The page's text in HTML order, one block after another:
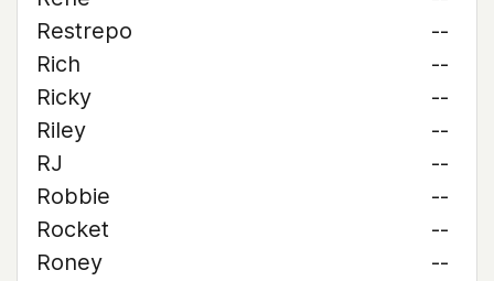
Restrepo
--
Rich
--
Ricky
--
Riley
--
RJ
--
Robbie
--
Rocket
--
Roney
--